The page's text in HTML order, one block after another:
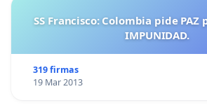
SS Francisco: Colombia pide PAZ
IMPUNIDAD.
319 firmas
19 Mar 2013